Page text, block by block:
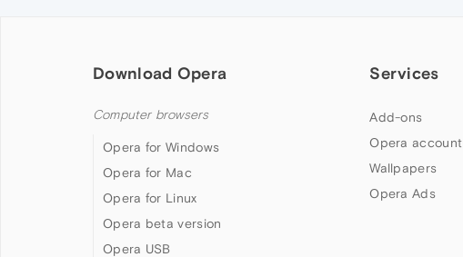
Download Opera
Computer browsers
Opera for Windows
Opera for Mac
Opera for Linux
Opera beta version
Opera USB
Services
Add-ons
Opera account
Wallpapers
Opera Ads